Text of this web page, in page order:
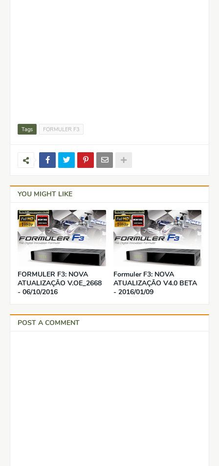
Tags FORMULER F3
YOU MIGHT LIKE
FORMULER F3: NOVA
ATUALIZAÇÃO V.OE_2668
- 06/10/2016
Formuler F3: NOVA
ATUALIZAÇÃO V4.0 BETA
- 2016/01/09
POST A COMMENT